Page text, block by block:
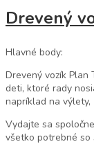
Drevený
Hlavné body:
Drevený vozík Plan
deti, ktoré rady
napríklad na výlety,
Vydajte sa
všetko potrebné so